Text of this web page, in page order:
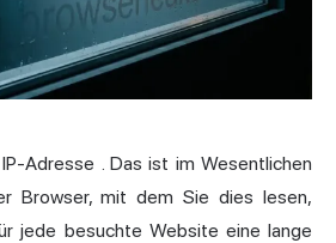
IP-Adresse . Das ist im Wesentlichen
Browser, mit dem Sie dies lesen,
jede besuchte Website eine lange